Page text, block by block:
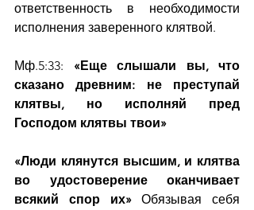
ответственность в необходимости
исполнения заверенного клятвой.
Мф.5:33: «Еще слышали вы, что
сказано древним: не преступай
клятвы, но исполняй пред
Господом клятвы твои»
«Люди клянутся высшим, и клятва
во удостоверение оканчивает
всякий спор их» Обязывая себя